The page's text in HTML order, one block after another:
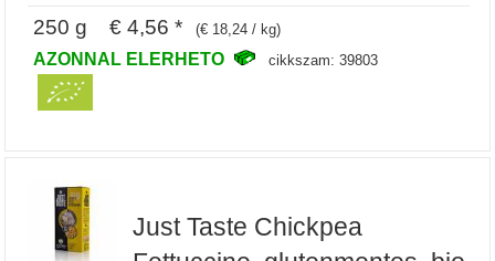
250 g € 4,56 * (€ 18,24 / kg)
AZONNAL ELERHETO cikkszam: 39803
Just Taste Chickpea